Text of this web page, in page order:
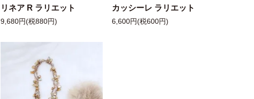
リネア R ラリエット
9,680円(税880円)
カッシーレ ラリエット
6,600円(税600円)